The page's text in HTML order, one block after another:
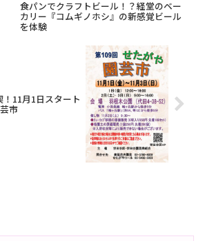
多...
ンド米」プレゼント（3/...
食パンでクラフトビール！？経堂のベー
カリー『コムギノホシ』の新感覚ビール
を体験
11月1日スタート
市